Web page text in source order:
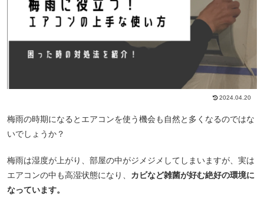
2024.04.20
梅雨の時期になるとエアコンを使う機会も自然と多くなるのではな
いでしょうか？
梅雨は湿度が上がり、部屋の中がジメジメしてしまいますが、実は
エアコンの中も高湿状態になり、 カビなど雑菌が好む絶好の環境に
なっています。